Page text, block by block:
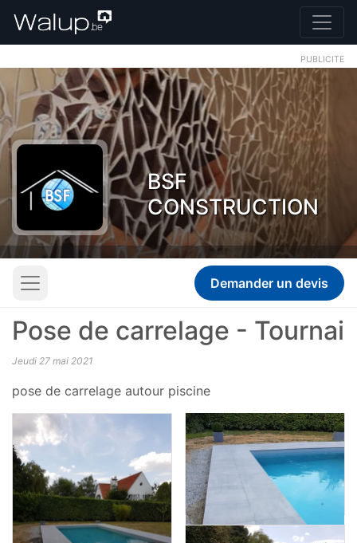
PUBLICITE
BSF
CONSTRUCTION
Demander un devis
Pose de carrelage - Tournai
Jeudi 27 mai 2021
pose de carrelage autour piscine